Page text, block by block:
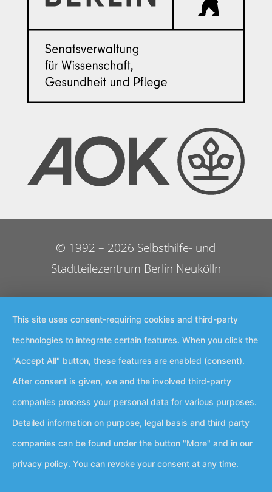
© 1992 – 2026 Selbsthilfe- und
Stadtteilezentrum Berlin Neukölln
This site uses consent-requiring cookies and third-party
technologies to integrate certain features. When you click the
"Accept All" button, these features are enabled (consent).
After consent is given, we and the involved third-party
companies process your personal data for various purposes.
Detailed information on purpose, legal basis and third party
companies can be found under the button "More" and in our
privacy policy. You can revoke your consent at any time.